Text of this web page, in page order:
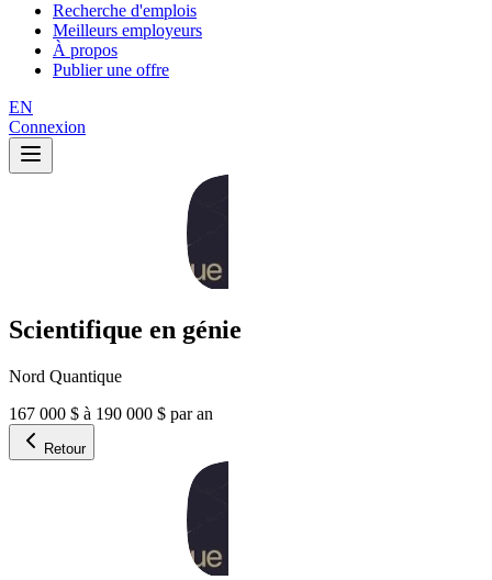
Recherche d'emplois
Meilleurs employeurs
À propos
Publier une offre
EN
Connexion
Scientifique en génie
Nord Quantique
167 000 $ à 190 000 $ par an
Retour